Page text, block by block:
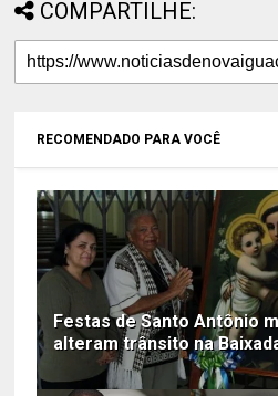
COMPARTILHE:
RECOMENDADO PARA VOCÊ
Festas de Santo Antônio
alteram trânsito na